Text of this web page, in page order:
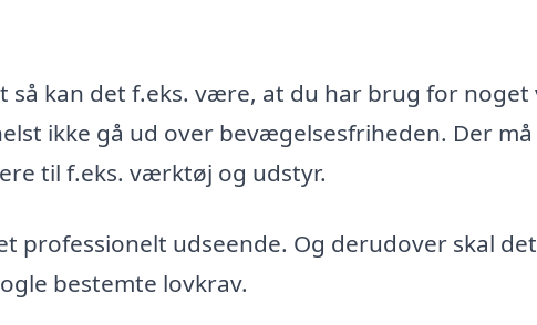
kan det f.eks. være, at du har brug for noget
ikke gå ud over bevægelsesfriheden. Der
til f.eks. værktøj og udstyr.
professionelt udseende. Og derudover skal det
bestemte lovkrav.